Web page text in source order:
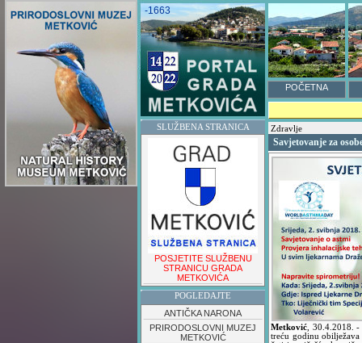
-1663
POČETNA
SLUŽBENA STRANICA
POSJETITE SLUŽBENU
STRANICU GRADA
METKOVIĆA
POGLEDAJTE
ANTIČKA NARONA
PRIRODOSLOVNI MUZEJ
METKOVIĆ
Zdravlje
Savjetovanje za
Metković 30.4.2018.-
treću godinu obilježava